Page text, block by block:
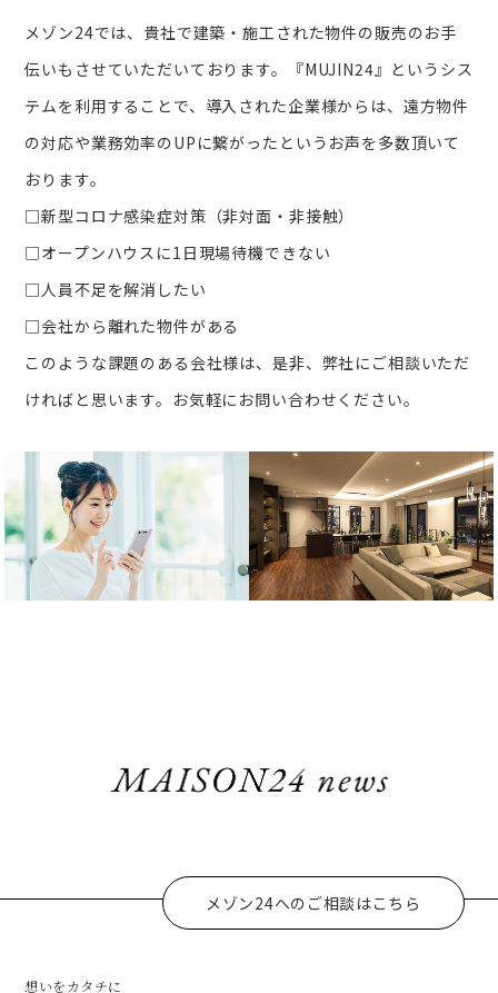
メゾン24では、貴社で建築・施工された物件の販売のお手
伝いもさせていただいております。『MUJIN24』というシス
テムを利用することで、導入された企業様からは、遠方物件
の対応や業務効率のUPに繋がったというお声を多数頂いて
おります。
□新型コロナ感染症対策（非対面・非接触）
□オープンハウスに1日現場待機できない
□人員不足を解消したい
□会社から離れた物件がある
このような課題のある会社様は、是非、弊社にご相談いただ
ければと思います。お気軽にお問い合わせください。
メゾン24へのご相談はこちら
想いをカタチに